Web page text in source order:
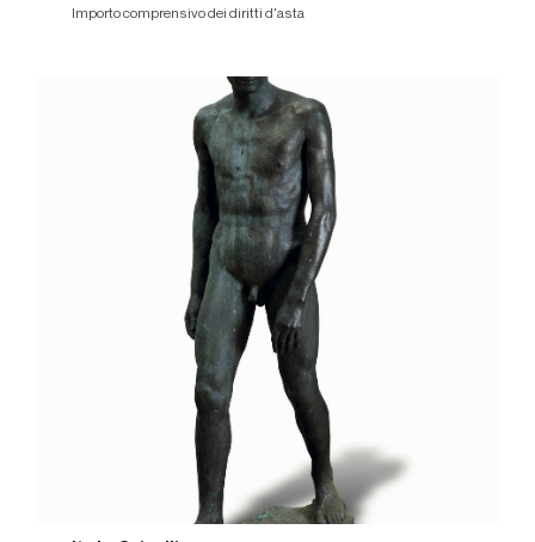
Importo comprensivo dei diritti d'asta